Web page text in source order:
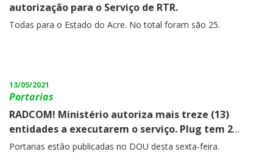
autorização para o Serviço de RTR.
Todas para o Estado do Acre. No total foram são 25.
13/05/2021
Portarias
RADCOM! Ministério autoriza mais treze (13)
entidades a executarem o serviço. Plug tem 2
clientes autorizados.
Portarias estão publicadas no DOU desta sexta-feira.